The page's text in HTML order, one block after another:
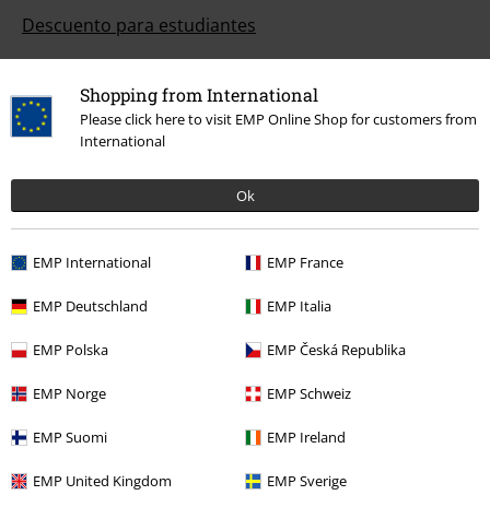
Shopping from International
Please click here to visit EMP Online Shop for customers from
International
Ok
EMP International EMP France
EMP Deutschland EMP Italia
EMP Polska EMP Česká Republika
EMP Norge EMP Schweiz
EMP Suomi EMP Ireland
EMP United Kingdom EMP Sverige
Descuento para estudiantes
EMP Eventos
Programa de Afiliados
Sostenibilidad